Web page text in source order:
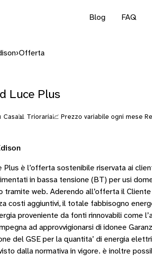
Blog FAQ
›Offerta
Luce Plus
Casa📊 Trioraria📈 Prezzo variabile ogni mese
Plus è l’offerta sostenibile riservata ai
in bassa tensione (BT) per usi
web. Aderendo all’offerta il Cliente
costi aggiuntivi, il totale fabbisogno
proveniente da fonti rinnovabili come
ad approvvigionarsi di idonee
del GSE per la quantita’ di energia
dalla normativa in vigore. è inoltre